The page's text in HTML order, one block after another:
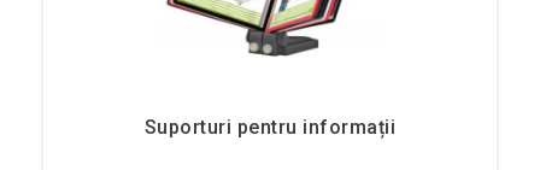
Suporturi pentru informații